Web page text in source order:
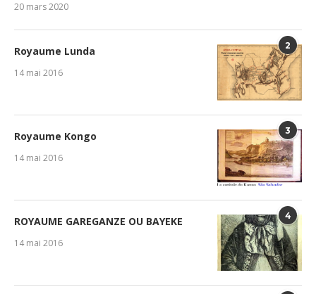
20 mars 2020
2
Royaume Lunda
14 mai 2016
3
Royaume Kongo
14 mai 2016
4
ROYAUME GAREGANZE OU BAYEKE
14 mai 2016